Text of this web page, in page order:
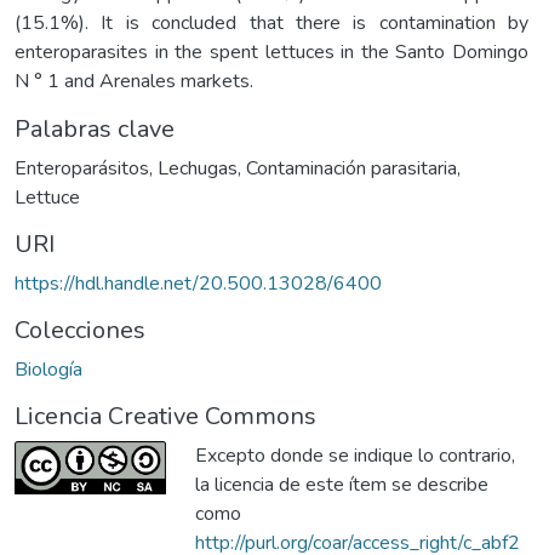
(15.1%). It is concluded that there is contamination by
enteroparasites in the spent lettuces in the Santo Domingo
N ° 1 and Arenales markets.
Palabras clave
Enteroparásitos, Lechugas, Contaminación parasitaria,
Lettuce
URI
https://hdl.handle.net/20.500.13028/6400
Colecciones
Biología
Licencia Creative Commons
Excepto donde se indique lo contrario,
la licencia de este ítem se describe
como
http://purl.org/coar/access_right/c_abf2